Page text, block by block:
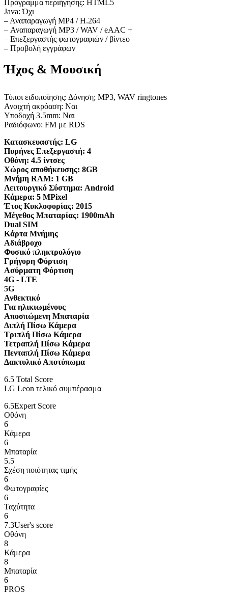
Πρόγραμμα περιήγησης: HTML5
Java: Όχι
– Αναπαραγωγή MP4 / H.264
– Αναπαραγωγή MP3 / WAV / eAAC +
– Επεξεργαστής φωτογραφιών / βίντεο
– Προβολή εγγράφων
Ήχος & Μουσική
Τύποι ειδοποίησης: Δόνηση; MP3, WAV ringtones
Ανοιχτή ακρόαση: Ναι
Υποδοχή 3.5mm: Ναι
Ραδιόφωνο: FM με RDS
Κατασκευαστής: LG
Πυρήνες Επεξεργαστή: 4
Οθόνη: 4.5 ίντσες
Χώρος αποθήκευσης: 8GB
Μνήμη RAM: 1 GB
Λειτουργικό Σύστημα: Android
Κάμερα: 5 MPixel
Έτος Κυκλοφορίας: 2015
Μέγεθος Μπαταρίας: 1900mAh
Dual SIM
Κάρτα Μνήμης
Αδιάβροχο
Φυσικό πληκτρολόγιο
Γρήγορη Φόρτιση
Ασύρματη Φόρτιση
4G - LTE
5G
Ανθεκτικό
Για ηλικιωμένους
Αποσπώμενη Μπαταρία
Διπλή Πίσω Κάμερα
Τριπλή Πίσω Κάμερα
Τετραπλή Πίσω Κάμερα
Πενταπλή Πίσω Κάμερα
Δακτυλικό Αποτύπωμα
6.5 Total Score
LG Leon τελικό συμπέρασμα
6.5Expert Score
Οθόνη
6
Κάμερα
6
Μπαταρία
5.5
Σχέση ποιότητας τιμής
6
Φωτογραφίες
6
Ταχύτητα
6
7.3User's score
Οθόνη
8
Κάμερα
8
Μπαταρία
6
PROS